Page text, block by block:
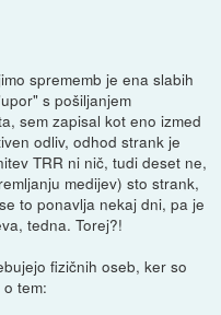
sprememb je ena slabih
s pošiljanjem
sem zapisal kot eno izmed
odliv, odhod strank je
TRR ni nič, tudi deset ne,
medijev) sto strank,
to ponavlja nekaj dni, pa je
tedna. Torej?!
fizičnih oseb, ker so
tem: